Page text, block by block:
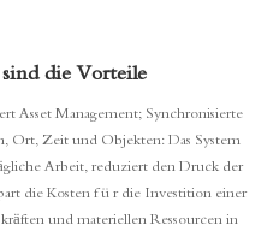
synchronisiert werden
in Echtzeit auf der
anzeigen
die Vorteile
Asset Management; Synchronisierte
Ort, Zeit und Objekten: Das System
Arbeit, reduziert den Druck der
die Kosten für die Investition einer
und materiellen Ressourcen in